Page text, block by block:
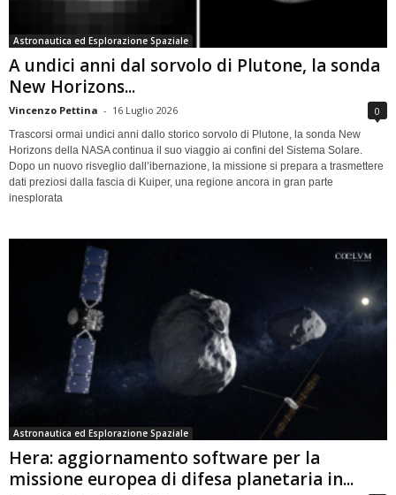
Astronautica ed Esplorazione Spaziale
A undici anni dal sorvolo di Plutone, la sonda
New Horizons...
Vincenzo Pettina - 16 Luglio 2026 0
Trascorsi ormai undici anni dallo storico sorvolo di Plutone, la sonda New
Horizons della NASA continua il suo viaggio ai confini del Sistema Solare.
Dopo un nuovo risveglio dall’ibernazione, la missione si prepara a trasmettere
dati preziosi dalla fascia di Kuiper, una regione ancora in gran parte
inesplorata
Astronautica ed Esplorazione Spaziale
Hera: aggiornamento software per la
missione europea di difesa planetaria in...